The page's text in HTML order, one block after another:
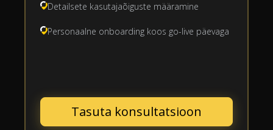
Detailsete kasutajaõiguste määramine
Personaalne onboarding koos go-live päevaga
Tasuta konsultatsioon